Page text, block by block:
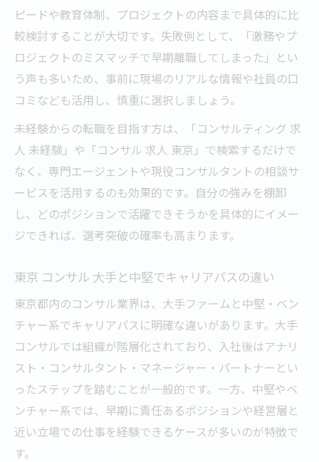
ピードや教育体制、プロジェクトの内容まで具体的に比
較検討することが大切です。失敗例として、「激務やプ
ロジェクトのミスマッチで早期離職してしまった」とい
う声も多いため、事前に現場のリアルな情報や社員の口
コミなども活用し、慎重に選択しましょう。
未経験からの転職を目指す方は、「コンサルティング 求
人 未経験」や「コンサル 求人 東京」で検索するだけで
なく、専門エージェントや現役コンサルタントの相談サ
ービスを活用するのも効果的です。自分の強みを棚卸
し、どのポジションで活躍できそうかを具体的にイメー
ジできれば、選考突破の確率も高まります。
東京 コンサル 大手と中堅でキャリアパスの違い
東京都内のコンサル業界は、大手ファームと中堅・ベン
チャー系でキャリアパスに明確な違いがあります。大手
コンサルでは組織が階層化されており、入社後はアナリ
スト・コンサルタント・マネージャー・パートナーとい
ったステップを踏むことが一般的です。一方、中堅やベ
ンチャー系では、早期に責任あるポジションや経営層と
近い立場での仕事を経験できるケースが多いのが特徴で
す。